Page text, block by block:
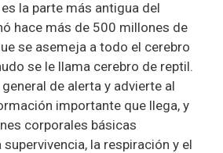
la parte más antigua del
hace más de 500 millones de
se asemeja a todo el cerebro
se le llama cerebro de reptil.
de alerta y advierte al
importante que llega, y
corporales básicas
la respiración y el